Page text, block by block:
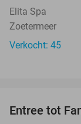
Elita Spa
Zoetermeer
Verkocht: 45
Entree tot